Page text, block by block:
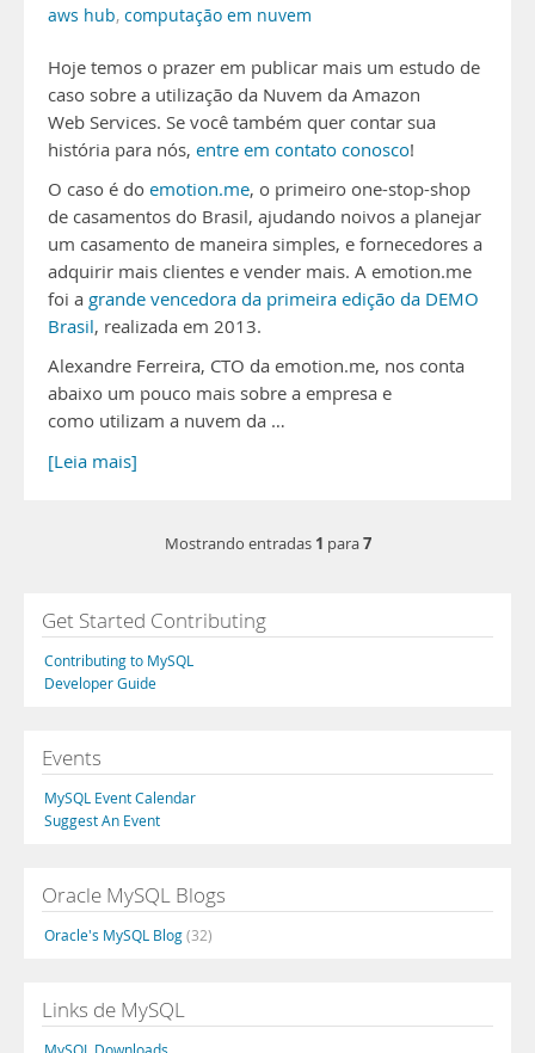
aws hub, computação em nuvem
Hoje temos o prazer em publicar mais um estudo de
caso sobre a utilização da Nuvem da Amazon
Web Services. Se você também quer contar sua
história para nós, entre em contato conosco!
O caso é do emotion.me, o primeiro one-stop-shop
de casamentos do Brasil, ajudando noivos a planejar
um casamento de maneira simples, e fornecedores a
adquirir mais clientes e vender mais. A emotion.me
foi a grande vencedora da primeira edição da DEMO
Brasil, realizada em 2013.
Alexandre Ferreira, CTO da emotion.me, nos conta
abaixo um pouco mais sobre a empresa e
como utilizam a nuvem da …
[Leia mais]
Mostrando entradas 1 para7
Get Started Contributing
Contributing to MySQL
Developer Guide
Events
MySQL Event Calendar
Suggest An Event
Oracle MySQL Blogs
Oracle's MySQL Blog(32)
Links de MySQL